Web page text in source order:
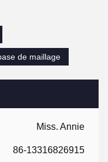
Miss. Annie
86-13316826915
de maillage